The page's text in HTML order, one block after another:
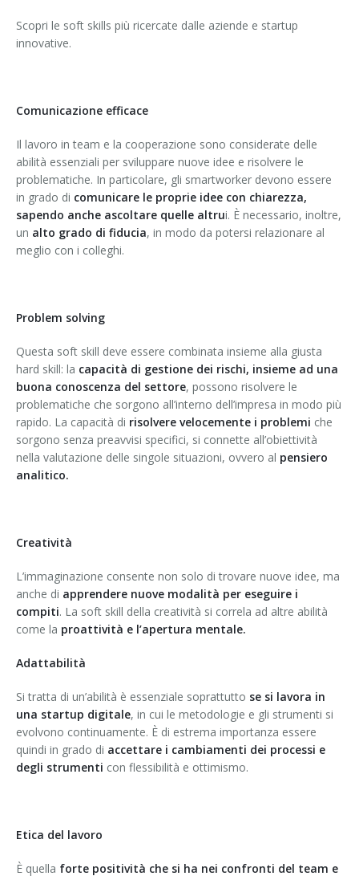
Scopri le soft skills più ricercate dalle aziende e startup
innovative.
Comunicazione efficace
Il lavoro in team e la cooperazione sono considerate delle
abilità essenziali per sviluppare nuove idee e risolvere le
problematiche. In particolare, gli smartworker devono essere
in grado di comunicare le proprie idee con chiarezza,
sapendo anche ascoltare quelle altrui. È necessario, inoltre,
un alto grado di fiducia, in modo da potersi relazionare al
meglio con i colleghi.
Problem solving
Questa soft skill deve essere combinata insieme alla giusta
hard skill: la capacità di gestione dei rischi, insieme ad una
buona conoscenza del settore, possono risolvere le
problematiche che sorgono all’interno dell’impresa in modo più
rapido. La capacità di risolvere velocemente i problemi che
sorgono senza preavvisi specifici, si connette all’obiettività
nella valutazione delle singole situazioni, ovvero al pensiero
analitico.
Creatività
L’immaginazione consente non solo di trovare nuove idee, ma
anche di apprendere nuove modalità per eseguire i
compiti. La soft skill della creatività si correla ad altre abilità
come la proattività e l’apertura mentale.
Adattabilità
Si tratta di un’abilità è essenziale soprattutto se si lavora in
una startup digitale, in cui le metodologie e gli strumenti si
evolvono continuamente. È di estrema importanza essere
quindi in grado di accettare i cambiamenti dei processi e
degli strumenti con flessibilità e ottimismo.
Etica del lavoro
È quella forte positività che si ha nei confronti del team e